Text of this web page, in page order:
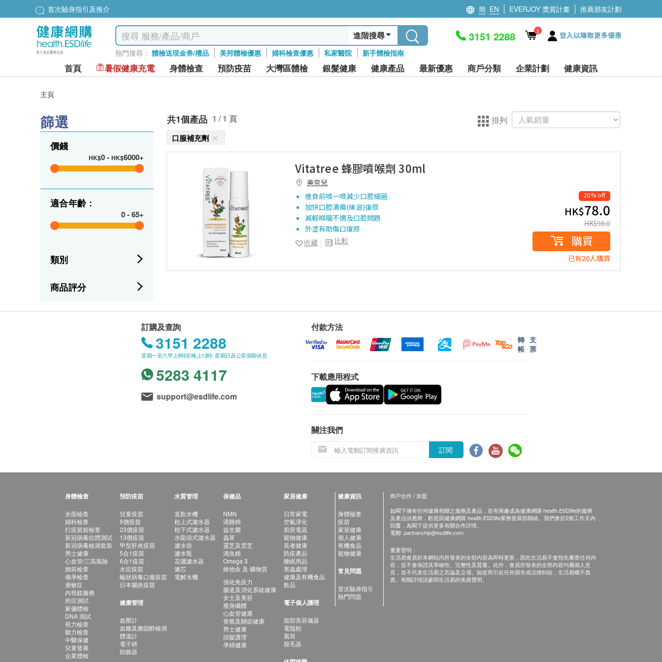
首次驗身指引及推介 簡 EN EVERJOY 獎賞計畫 推薦朋友計劃
進階搜尋
熱門搜尋： 體檢送現金券/禮品 美邦體檢優惠 婦科檢查優惠 私家醫院 新手體檢指南
3151 2288 1 登入以賺取更多優惠
首頁 暑假健康充電 身體檢查 預防疫苗 大灣區體檢 銀髮健康 健康產品 最新優惠 商戶分類 企業計劃 健康資訊
主頁
篩選
價錢
HK$0- HK$6000+
適合年齡 :
0-65+
類別
商品評分
共1個產品 1 / 1 頁 排列
口服補充劑
Vitatree 蜂膠噴喉劑 30ml
美奈兒
進食前噴一噴減少口腔細菌
加快口腔潰瘍(痱滋)復原
減輕喉嚨不適及口腔問題
外塗有助傷口復原
比較
收藏
20% off
HK$78.0
HK$98.0
購買
已有20人購買
訂購及查詢
3151 2288
星期一至六早上9時至晚上12時; 星期日及公眾假期休息
5283 4117
support@esdlife.com
付款方法
轉
帳
支
票
下載應用程式
關注我們
訂閱
身體檢查
全面檢查
婦科檢查
打疫苗前檢查
新冠病毒抗體測試
新冠病毒檢測套裝
男士健康
心血管/三高風險
婚前檢查
備孕檢查
過敏症
內視鏡服務
癌症測試
家傭體檢
DNA 測試
視力檢查
聽力檢查
中醫保健
兒童發展
企業體檢
預防疫苗
兒童疫苗
9價疫苗
23價疫苗
13價疫苗
甲型肝炎疫苗
5合1疫苗
6合1疫苗
水痘疫苗
輪狀病毒口服疫苗
日本腦炎疫苗
健康管理
血壓計
血糖及膽固醇檢測
體溫計
電子磅
助聽器
水質管理
直飲水機
枱上式濾水器
枱下式濾水器
水龍頭式濾水器
濾水壺
濾水瓶
花灑濾水器
濾芯
電解水機
保健品
NMN
滴雞精
益生菌
蟲草
靈芝及雲芝
滴魚精
Omega 3
維他命 及 礦物質
強化免疫力
腸道及消化系統健康
女士及美容
瘦身纖體
心血管健康
骨骼及關節健康
男士健康
頭髮護理
孕婦健康
家居健康
日常家電
空氣淨化
廚房電器
寵物健康
長者健康
防疫產品
睡眠用品
害蟲處理
健康及有機食品
飲品
電子個人護理
面部美容儀器
電鬚刨
風筒
脫毛器
健康資訊
身體檢查
疫苗
家居健康
個人健康
有機食品
寵物健康
常見問題
首次驗身指引
熱門問題
商戶合作 / 加盟
如閣下擁有任何健康相關之服務及產品，並有興趣成為健康網購 health.ESDlife的服務
及產品供應商，歡迎與健康網購 health.ESDlife業務發展部聯絡。我們會於2個工作天內
回覆，為閣下提供更多有關合作詳情。
電郵: partnership@esdlife.com
重要聲明：
生活易會員於本網站內所發表的全部內容為即時更新，因此生活易不會預先審查任何內
容，並不會保證其準確性、完整性及質量。此外，會員所發表的全部內容均屬個人意
見，並不代表生活易之言論及立場。如從而引起任何損失或法律糾紛，生活易概不負
責。有關詳情請參閱生活易的免責聲明。